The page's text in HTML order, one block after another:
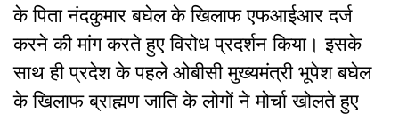
के पिता नंदकुमार बघेल के खिलाफ एफआईआर दर्ज
करने की मांग करते हुए विरोध प्रदर्शन किया। इसके
साथ ही प्रदेश के पहले ओबीसी मुख्यमंत्री भूपेश बघेल
के खिलाफ ब्राह्मण जाति के लोगों ने मोर्चा खोलते हुए